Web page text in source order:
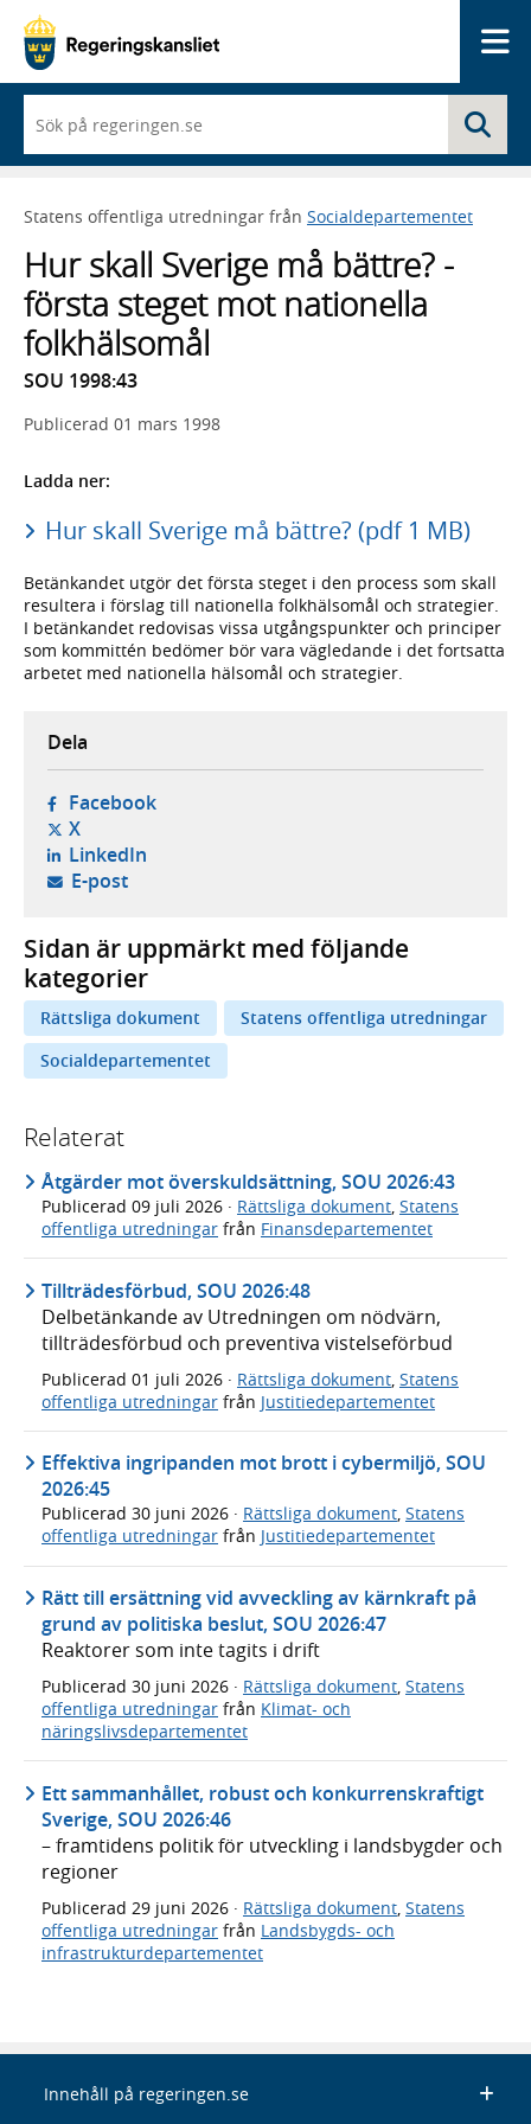
du
börjar
skriva
framträder
lista
med
sökförslag
Statens offentliga utredningar från Socialdepartementet
Hur skall Sverige må bättre? -
första steget mot nationella
folkhälsomål
SOU 1998:43
Publicerad 01 mars 1998
Ladda ner:
Hur skall Sverige må bättre? (pdf 1 MB)
Betänkandet utgör det första steget i den process som skall
resultera i förslag till nationella folkhälsomål och strategier.
I betänkandet redovisas vissa utgångspunkter och principer
som kommittén bedömer bör vara vägledande i det fortsatta
arbetet med nationella hälsomål och strategier.
Dela
Facebook- öppnas i ny flik, extern webbplats,
X- öppnas i ny flik, extern webbplats,
LinkedIn- öppnas i ny flik, extern webbplats,
E-post- öppnar din e-postklient,
Sidan är uppmärkt med följande
kategorier
Rättsliga dokument
Statens offentliga utredningar
Socialdepartementet
Relaterat
Åtgärder mot överskuldsättning, SOU 2026:43
Publicerad 09 juli 2026 · Rättsliga dokument, Statens
offentliga utredningar från Finansdepartementet
Tillträdesförbud, SOU 2026:48
Delbetänkande av Utredningen om nödvärn,
tillträdesförbud och preventiva vistelseförbud
Publicerad 01 juli 2026 · Rättsliga dokument Statens
offentliga utredningar från Justitiedepartementet
Effektiva ingripanden mot brott i cybermiljö, SOU
2026:45
Publicerad 30 juni 2026 · Rättsliga dokument, Statens
offentliga utredningar från Justitiedepartementet
Rätt till ersättning vid avveckling av kärnkraft på
grund av politiska beslut, SOU 2026:47
Reaktorer som inte tagits i drift
Publicerad 30 juni 2026 · Rättsliga dokument, Statens
offentliga utredningar från Klimat- och
näringslivsdepartementet
Ett sammanhållet, robust och konkurrenskraftigt
Sverige, SOU 2026:46
– framtidens politik för utveckling i landsbygder och
regioner
Publicerad 29 juni 2026 · Rättsliga dokument Statens
offentliga utredningar från Landsbygds- och
infrastrukturdepartementet
Innehåll på regeringen.se